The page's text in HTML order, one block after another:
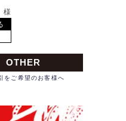
OTHER
をご希望のお客様へ